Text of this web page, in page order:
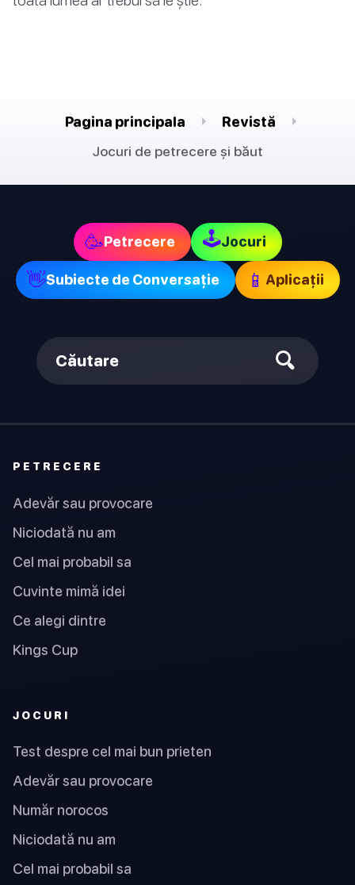
Pagina principala
Revistă
Jocuri de petrecere și băut
🥳Petrecere 🕹Jocuri
👋Subiecte de Conversație 📱 Aplicații
Căutare
PETRECERE
Adevăr sau provocare
Niciodată nu am
Cel mai probabil sa
Cuvinte mimă idei
Ce alegi dintre
Kings Cup
JOCURI
Test despre cel mai bun prieten
Adevăr sau provocare
Număr norocos
Niciodată nu am
Cel mai probabil sa